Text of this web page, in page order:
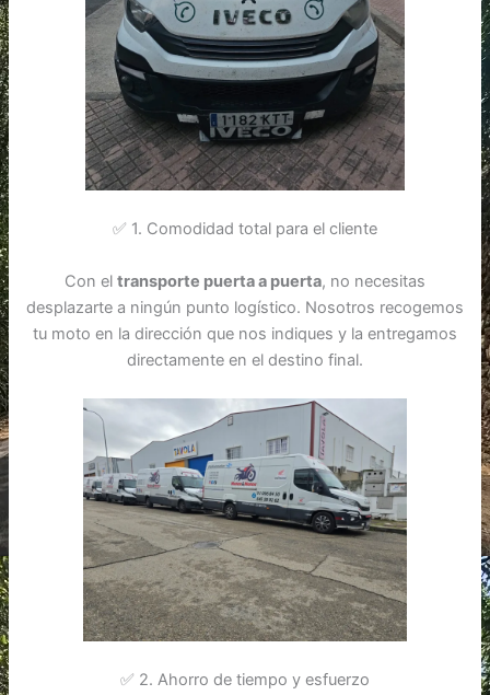
✅ 1. Comodidad total para el cliente
Con el transporte puerta a puerta, no necesitas
desplazarte a ningún punto logístico. Nosotros recogemos
tu moto en la dirección que nos indiques y la entregamos
directamente en el destino final.
✅ 2. Ahorro de tiempo y esfuerzo